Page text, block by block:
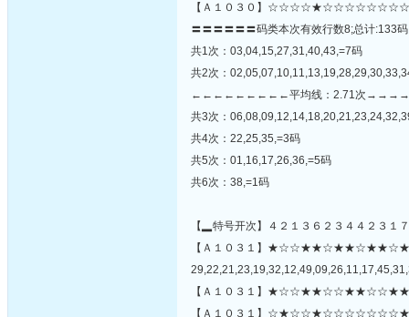
【Ａ１０３０】
〓〓〓〓〓〓码类本次有效行数8;总计:133
共1次：03,04,15,27,31,40,43,=7码
共2次：
←←←←←←←←←平均线：2.71次
共3次：
共4次：22,25,35,=3码
共5次：01,16,17,26,36,=5码
共6次：38,=1码
【▂特号开次】４２１３６２３４４２３１
【Ａ１０３１】
【Ａ１０３１】
【Ａ１０３１】